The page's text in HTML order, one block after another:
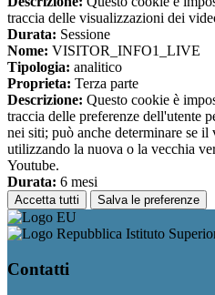
traccia delle visualizzazioni dei
Durata: Sessione
Nome: VISITOR_INFO1_LIVE
Tipologia: analitico
Proprieta: Terza parte
Descrizione: Questo cookie è
traccia delle preferenze dell'utente
nei siti; può anche determinare se il
utilizzando la nuova o la vecchia
Youtube.
Durata: 6 mesi
Accetta tutti Salva le preferenze
Istituto
Contatti